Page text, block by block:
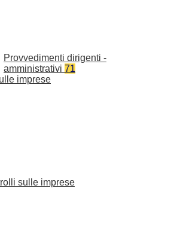
Provvedimenti dirigenti -
amministrativi 71
imprese
sulle imprese